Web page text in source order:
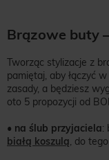
Brązowe buty
Tworząc stylizacje z
pamiętaj, aby łączyć
zasady, a będziesz
oto 5 propozycji od
• na ślub przyjaciela:
białą koszulą, do